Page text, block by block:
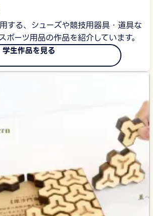
する、シューズや競技用器具・道具な
ポーツ用品の作品を紹介しています。
学生作品を見る